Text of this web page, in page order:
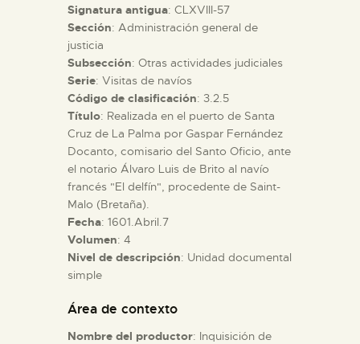
PREPARAR LA VISITA
ACTIVIDADES
█
EL MUSEO
COLECCIONES
DIDÁCTICA
Signatura antigua: CLXVIII-57
Sección: Administración general de
justicia
Subsección: Otras actividades judiciales
Serie: Visitas de navíos
Código de clasificación: 3.2.5
Título: Realizada en el puerto de Santa
Cruz de La Palma por Gaspar Fernández
Docanto, comisario del Santo Oficio, ante
el notario Álvaro Luis de Brito al navío
francés "El delfín", procedente de Saint-
Malo (Bretaña).
Fecha: 1601.Abril.7
Volumen: 4
Nivel de descripción: Unidad documental
simple
Área de contexto
Nombre del productor: Inquisición de